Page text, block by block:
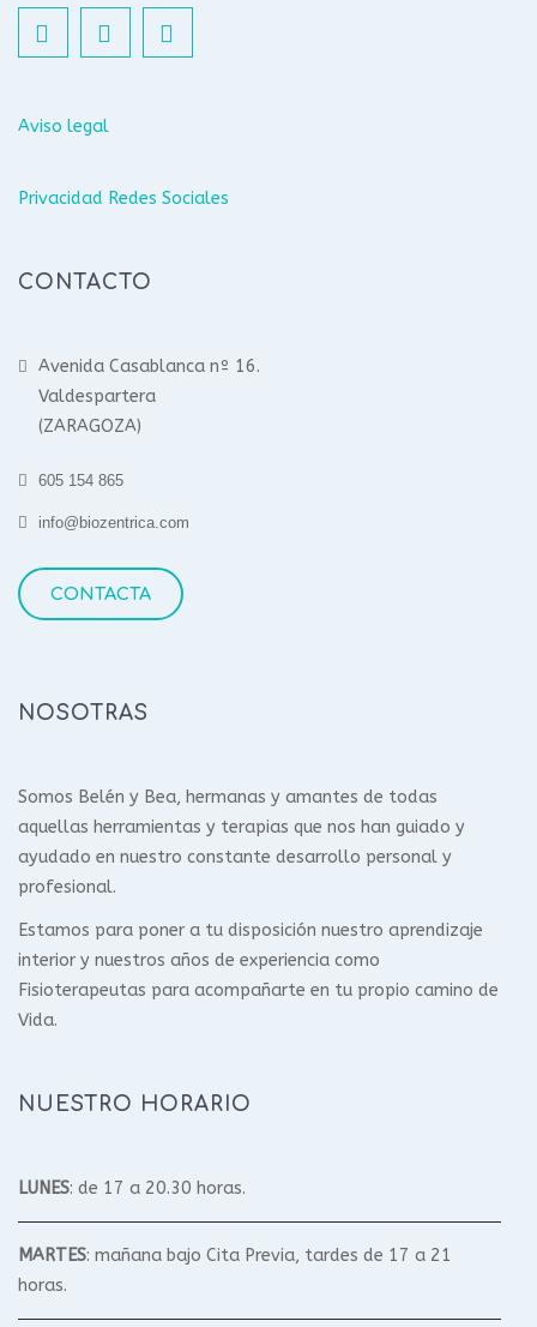
Aviso legal
Privacidad Redes Sociales
CONTACTO
Avenida Casablanca nº 16.
Valdespartera
(ZARAGOZA)
605 154 865
info@biozentrica.com
CONTACTA
NOSOTRAS
Somos Belén y Bea, hermanas y amantes de todas
aquellas herramientas y terapias que nos han guiado y
ayudado en nuestro constante desarrollo personal y
profesional.
Estamos para poner a tu disposición nuestro aprendizaje
interior y nuestros años de experiencia como
Fisioterapeutas para acompañarte en tu propio camino de
Vida.
NUESTRO HORARIO
LUNES: de 17 a 20.30 horas.
MARTES: mañana bajo Cita Previa, tardes de 17 a 21
horas.